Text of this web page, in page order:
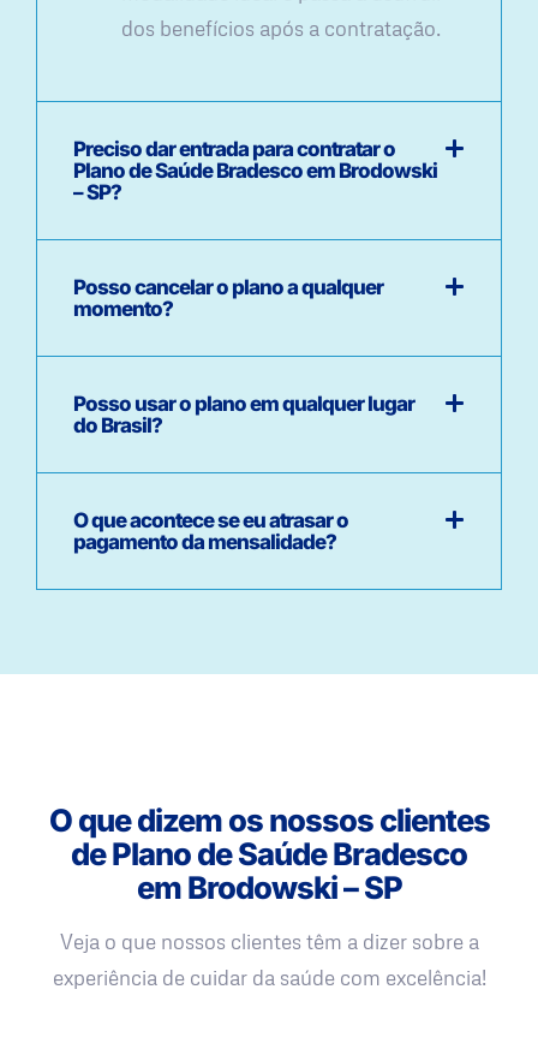
dos benefícios após a contratação.
Preciso dar entrada para contratar o
Plano de Saúde Bradesco em Brodowski
– SP?
Posso cancelar o plano a qualquer
momento?
Posso usar o plano em qualquer lugar
do Brasil?
O que acontece se eu atrasar o
pagamento da mensalidade?
O que dizem os nossos clientes
de Plano de Saúde Bradesco
em Brodowski – SP
Veja o que nossos clientes têm a dizer sobre a
experiência de cuidar da saúde com excelência!